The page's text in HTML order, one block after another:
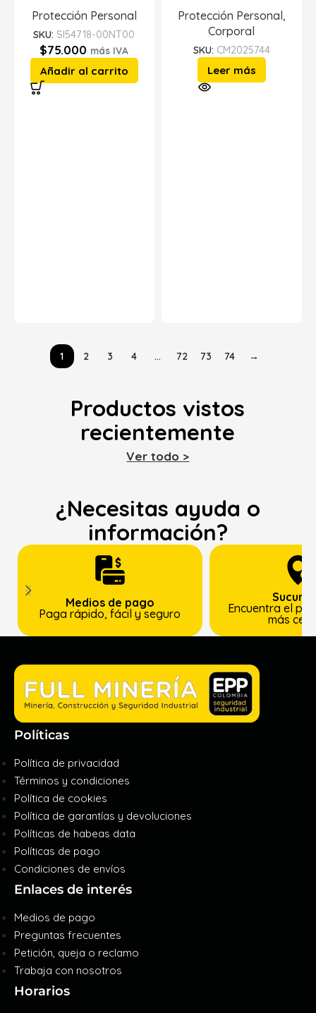
Protección Personal
SKU: SI54718-00NT00
$75.000 más IVA
Añadir al carrito
Protección Personal,
Corporal
SKU: CM2025744
Leer más
1 2 3 4 … 72 73 74 →
Productos vistos
recientemente
Ver todo >
¿Necesitas ayuda o
información?
Medios de pago
Paga rápido, fácil y seguro
Encuentra el
más
Políticas
Política de privacidad
Términos y condiciones
Política de cookies
Política de garantías y devoluciones
Políticas de habeas data
Políticas de pago
Condiciones de envíos
Enlaces de interés
Medios de pago
Preguntas frecuentes
Petición, queja o reclamo
Trabaja con nosotros
Horarios